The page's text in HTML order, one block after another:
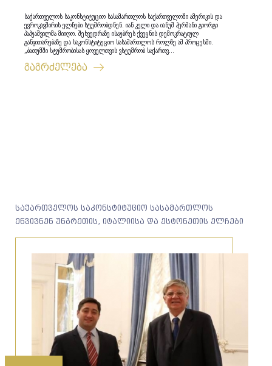
საქართველოს საკონსტიტუციო სასამართლოს საქართველოში ამერიკის და
ევროკავშირის ელჩები სტუმრობდნენ. იან კელი და იანუშ ჰერმანი გიორგი
პაპუაშვილმა მიიღო. შეხვედრაზე ისაუბრეს ქვეყნის დემოკრატიულ
განვითარებაზე და საკონსტიტუციო სასამართლოს როლზე ამ პროცესში.
„ბათუმში სტუმრობისას ყოველთვის ვსტუმრობ საქართვ...
გაგრძელება
საქართველოს საკონსტიტუციო სასამართლოს
ეწვივნენ უნგრეთის, იტალიისა და ესტონეთის ელჩები